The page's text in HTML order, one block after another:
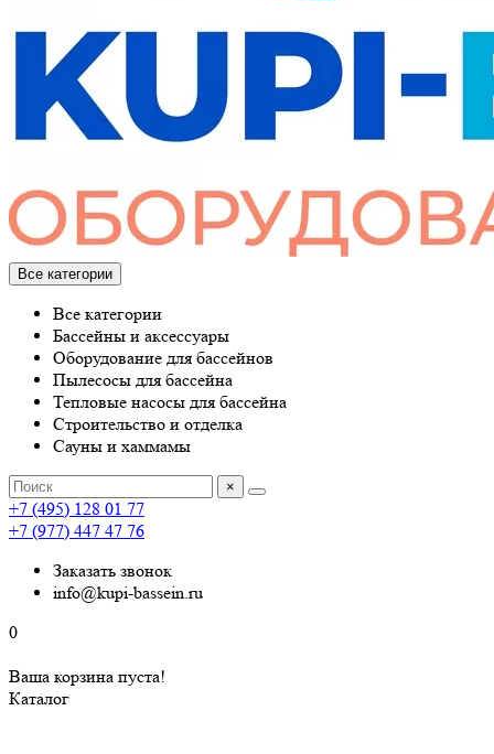
Все категории
Все категории
Бассейны и аксессуары
Оборудование для бассейнов
Пылесосы для бассейна
Тепловые насосы для бассейна
Строительство и отделка
Сауны и хаммамы
×
+7 (495) 128 01 77
+7 (977) 447 47 76
Заказать звонок
info@kupi-bassein.ru
0
Ваша корзина пуста!
Каталог